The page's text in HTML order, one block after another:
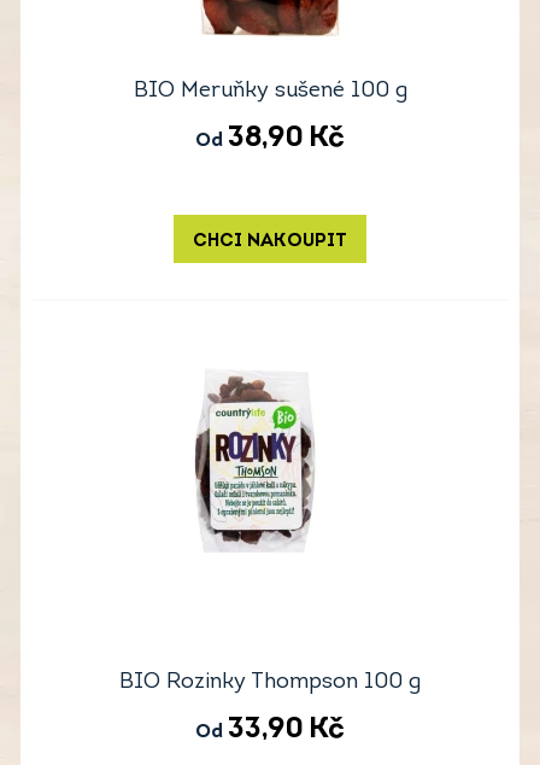
BIO Meruňky sušené 100 g
Od 38,90 Kč
CHCI NAKOUPIT
BIO Rozinky Thompson 100 g
Od 33,90 Kč